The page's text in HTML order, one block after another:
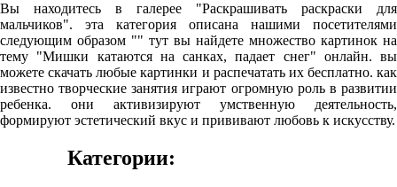
Вы находитесь в галерее "Раскрашивать раскраски для
мальчиков". эта категория описана нашими посетителями
следующим образом "" тут вы найдете множество картинок на
тему "Мишки катаются на санках, падает снег" онлайн. вы
можете скачать любые картинки и распечатать их бесплатно. как
известно творческие занятия играют огромную роль в развитии
ребенка. они активизируют умственную деятельность,
формируют эстетический вкус и прививают любовь к искусству.
Категории: